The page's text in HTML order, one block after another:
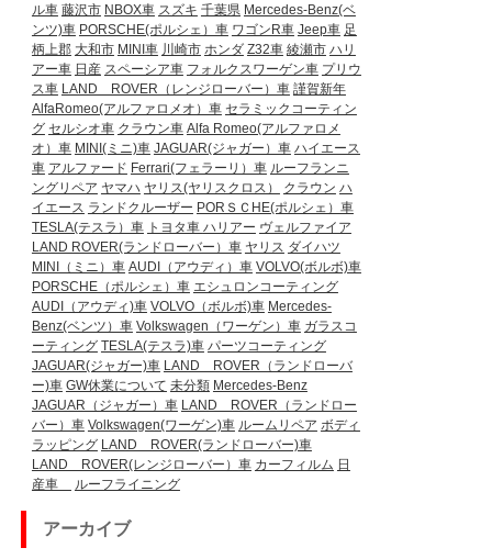
ル車 藤沢市 NBOX車 スズキ 千葉県 Mercedes-Benz(ベ
ンツ)車 PORSCHE(ポルシェ）車 ワゴンR車 Jeep車 足
柄上郡 大和市 MINI車 川崎市 ホンダ Z32車 綾瀬市 ハリ
アー車 日産 スペーシア車 フォルクスワーゲン車 プリウ
ス車 LAND ROVER（レンジローバー）車 謹賀新年
AlfaRomeo(アルファロメオ）車 セラミックコーティン
グ セルシオ車 クラウン車 Alfa Romeo(アルファロメ
オ）車 MINI(ミニ)車 JAGUAR(ジャガー）車 ハイエース
車 アルファード Ferrari(フェラーリ）車 ルーフランニ
ングリペア ヤマハ ヤリス(ヤリスクロス） クラウン ハ
イエース ランドクルーザー PORＳＣHE(ポルシェ）車
TESLA(テスラ）車 トヨタ車 ハリアー ヴェルファイア
LAND ROVER(ランドローバー）車 ヤリス ダイハツ
MINI（ミニ）車 AUDI（アウディ）車 VOLVO(ボルボ)車
PORSCHE（ポルシェ）車 エシュロンコーティング
AUDI（アウディ)車 VOLVO（ボルボ)車 Mercedes-
Benz(ベンツ）車 Volkswagen（ワーゲン）車 ガラスコ
ーティング TESLA(テスラ)車 パーツコーティング
JAGUAR(ジャガー)車 LAND ROVER（ランドローバ
ー)車 GW休業について 未分類 Mercedes-Benz
JAGUAR（ジャガー）車 LAND ROVER（ランドロー
バー）車 Volkswagen(ワーゲン)車 ルームリペア ボディ
ラッピング LAND ROVER(ランドローバー)車
LAND ROVER(レンジローバー）車 カーフィルム 日
産車
ルーフライニング
アーカイブ